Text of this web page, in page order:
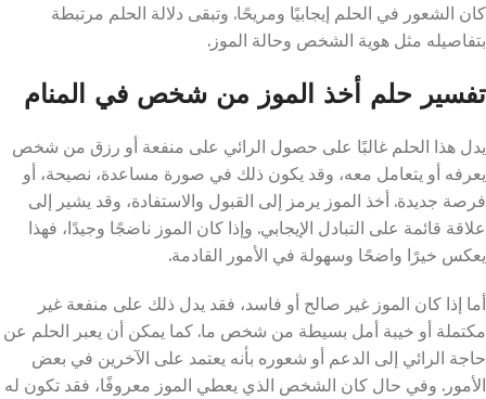
كان الشعور في الحلم إيجابيًا ومريحًا. وتبقى دلالة الحلم مرتبطة
بتفاصيله مثل هوية الشخص وحالة الموز.
تفسير حلم أخذ الموز من شخص في المنام
يدل هذا الحلم غالبًا على حصول الرائي على منفعة أو رزق من شخص
يعرفه أو يتعامل معه، وقد يكون ذلك في صورة مساعدة، نصيحة، أو
فرصة جديدة. أخذ الموز يرمز إلى القبول والاستفادة، وقد يشير إلى
علاقة قائمة على التبادل الإيجابي. وإذا كان الموز ناضجًا وجيدًا، فهذا
يعكس خيرًا واضحًا وسهولة في الأمور القادمة.
أما إذا كان الموز غير صالح أو فاسد، فقد يدل ذلك على منفعة غير
مكتملة أو خيبة أمل بسيطة من شخص ما. كما يمكن أن يعبر الحلم عن
حاجة الرائي إلى الدعم أو شعوره بأنه يعتمد على الآخرين في بعض
الأمور. وفي حال كان الشخص الذي يعطي الموز معروفًا، فقد تكون له